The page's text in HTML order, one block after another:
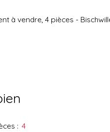
à vendre, 4 pièces -
: 4